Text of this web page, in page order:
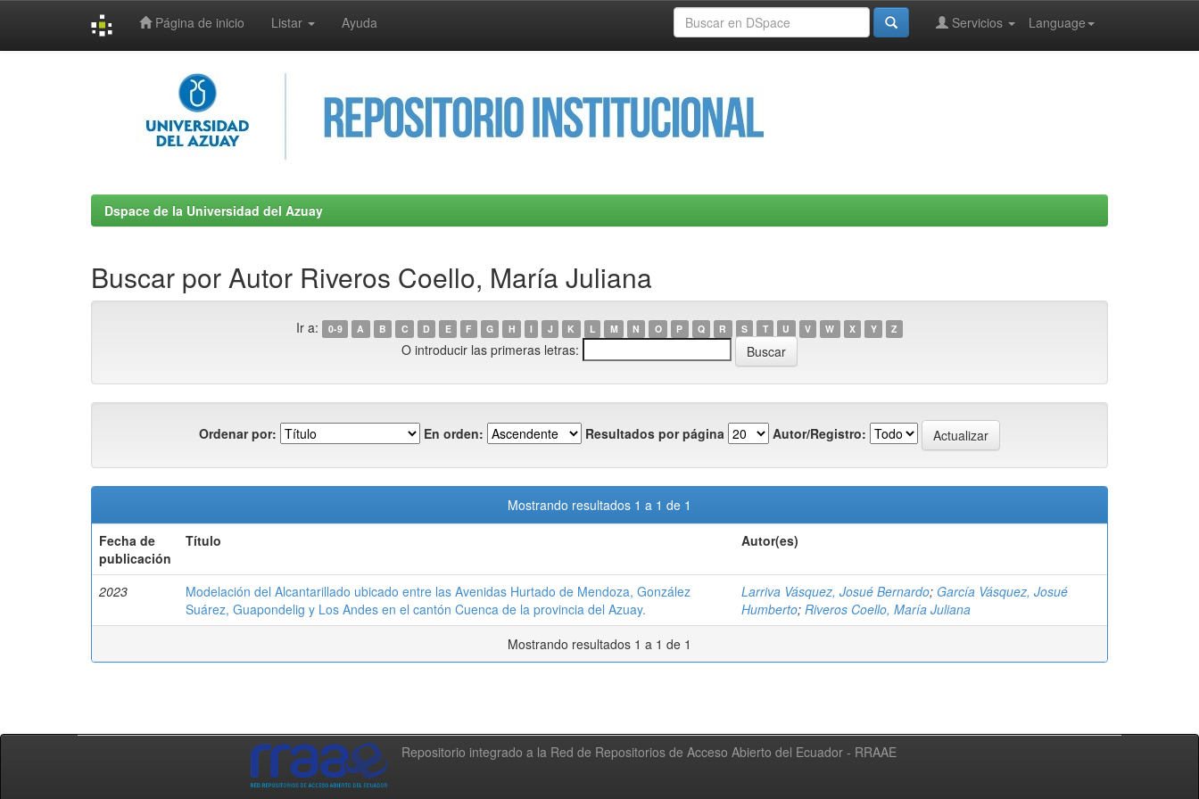
Página de inicio Listar Ayuda Language
Servicios
Dspace de la Universidad del Azuay
Buscar por Autor Riveros Coello, María Juliana
Ir a: 0-9 A B C D E F G H I J K L M N O P Q R S T U V W X Y Z
O introducir las primeras letras:
Ordenar por: En orden: Resultados por página Autor/Registro:
Mostrando resultados 1 a 1 de 1
Fecha de
publicación
Título Autor(es)
2023
Modelación del Alcantarillado ubicado entre las Avenidas Hurtado de Mendoza, González
Suárez, Guapondelig y Los Andes en el cantón Cuenca de la provincia del Azuay.
Larriva Vásquez, Josué Bernardo; García Vásquez, Josué
Humberto; Riveros Coello, María Juliana
Mostrando resultados 1 a 1 de 1
Repositorio integrado a la Red de Repositorios de Acceso Abierto del Ecuador - RRAAE